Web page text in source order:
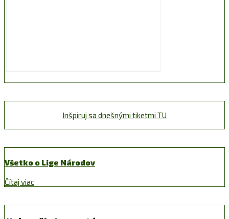
Inšpiruj sa dnešnými tiketmi TU
Všetko o Lige Národov
Čítaj viac